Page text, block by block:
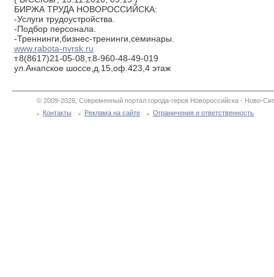
БИРЖА ТРУДА НОВОРОССИЙСКА:
-Услуги трудоустройства.
-Подбор персонала.
-Треннинги,бизнес-тренинги,семинары.
www.rabota-nvrsk.ru
т.8(8617)21-05-08,т.8-960-48-49-019
ул.Анапское шоссе,д.15,оф.423,4 этаж
© 2009-2026, Современный портал города-героя Новороссийска - Ново-
Контакты
Реклама на сайте Ограничения и ответственность